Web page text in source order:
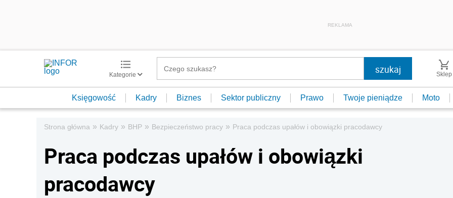
REKLAMA
Kategorie Sklep
Księgowość Kadry Biznes Sektor publiczny Prawo Twoje pieniądze Moto
Strona główna » Kadry » BHP » Bezpieczeństwo pracy » Praca podczas upałów i obowiązki pracodawcy
Praca podczas upałów i obowiązki
pracodawcy